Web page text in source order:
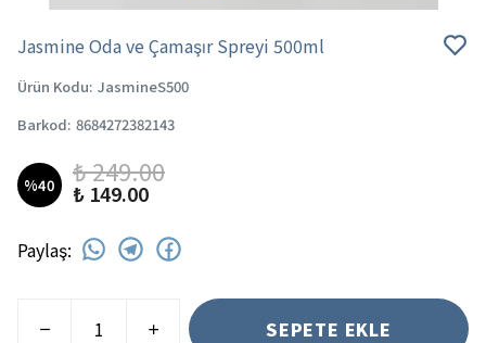
Jasmine Oda ve Çamaşır Spreyi 500ml
Ürün Kodu: JasmineS500
Barkod: 8684272382143
%40 ₺ 249.00
₺ 149.00
Paylaş:
SEPETE EKLE